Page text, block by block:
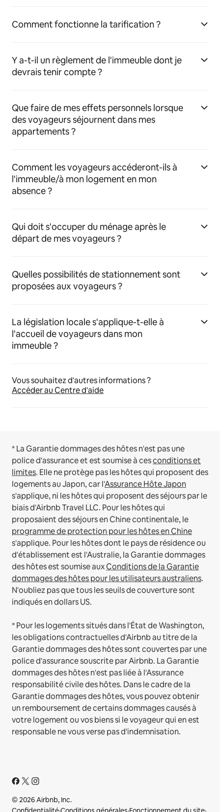
Comment fonctionne la tarification ?
Y a-t-il un règlement de l'immeuble dont je
devrais tenir compte ?
Que faire de mes effets personnels lorsque
des voyageurs séjournent dans mes
appartements ?
Comment les voyageurs accéderont-ils à
l'immeuble/à mon logement en mon
absence ?
Qui doit s'occuper du ménage après le
départ de mes voyageurs ?
Quelles possibilités de stationnement sont
proposées aux voyageurs ?
La législation locale s'applique-t-elle à
l'accueil de voyageurs dans mon
immeuble ?
Vous souhaitez d'autres informations ?
Accéder au Centre d'aide
* La Garantie dommages des hôtes n'est pas une
police d'assurance et est soumise à cesconditions et
limites. Elle ne protège pas les hôtes qui proposent des
logements au Japon, car l'Assurance Hôte Japon
s'applique, ni les hôtes qui proposent des séjours par le
biais d'Airbnb Travel LLC. Pour les hôtes qui
proposaient des séjours en Chine continentale, le
programme de protection pour les hôtes en Chine
s'applique. Pour les hôtes dont le pays de résidence ou
d'établissement est l'Australie, la Garantie dommages
des hôtes est soumise auxConditions de la Garantie
dommages des hôtes pour les utilisateurs australiens.
N'oubliez pas que tous les seuils de couverture sont
indiqués en dollars US.
* Pour les logements situés dans l'État de Washington,
les obligations contractuelles d'Airbnb au titre de la
Garantie dommages des hôtes sont couvertes par une
police d'assurance souscrite par Airbnb. La Garantie
dommages des hôtes n'est pas liée à l'Assurance
responsabilité civile des hôtes. Dans le cadre de la
Garantie dommages des hôtes, vous pouvez obtenir
un remboursement de certains dommages causés à
votre logement ou vos biens si le voyageur qui en est
responsable ne vous verse pas d'indemnisation.
© 2026 Airbnb, Inc.